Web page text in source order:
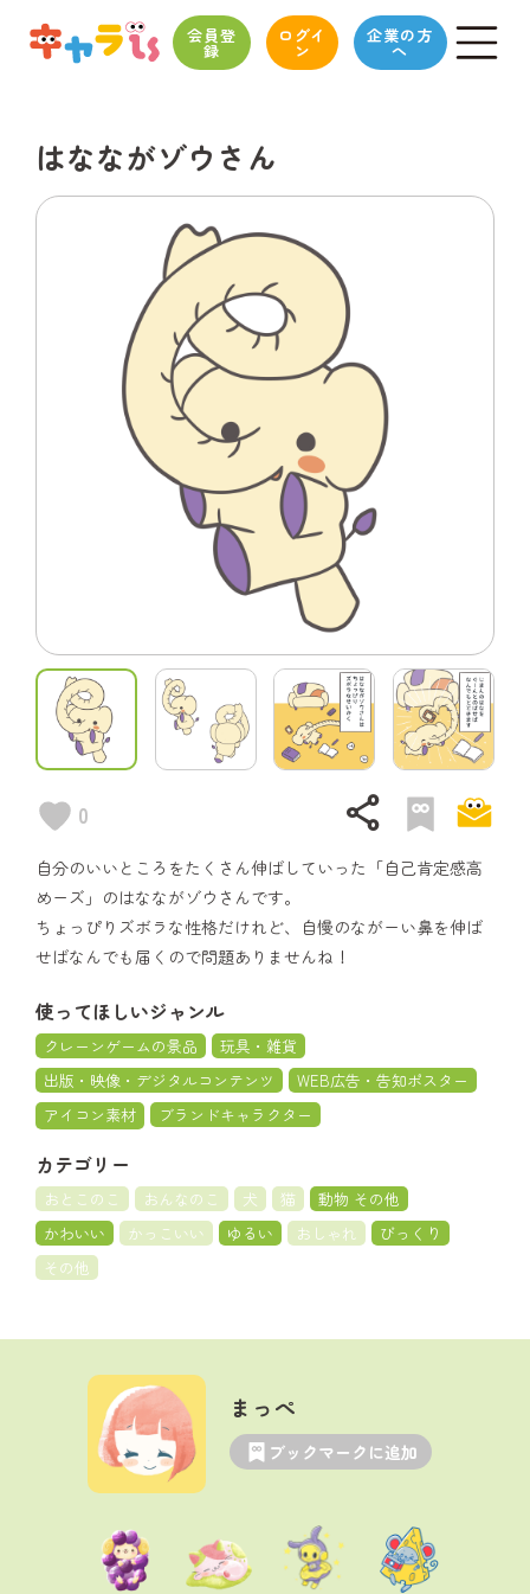
会員登
録
ログイ
ン
企業の方
へ
はなながゾウさん
0 share
自分のいいところをたくさん伸ばしていった「自己肯定感高
めーズ」のはなながゾウさんです。
ちょっぴりズボラな性格だけれど、自慢のながーい鼻を伸ば
せばなんでも届くので問題ありませんね！
使ってほしいジャンル
クレーンゲームの景品
玩具・雑貨
出版・映像・デジタルコンテンツ
WEB広告・告知ポスター
アイコン素材
ブランドキャラクター
カテゴリー
おとこのこ おんなのこ 犬 猫
動物 その他
かわいい
かっこいい ゆるい おしゃれ
びっくり
その他
まっぺ
ブックマークに追加